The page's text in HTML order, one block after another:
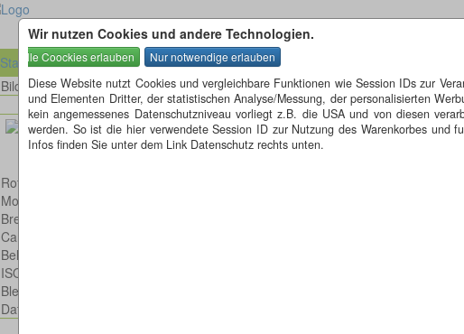
Wir nutzen Cookies und andere Technologien.
Diese Website nutzt Cookies und vergleichbare Funktionen wie Session IDs zur
und Elementen Dritter, der statistischen Analyse/Messung, der personalisierten
kein angemessenes Datenschutzniveau vorliegt z.B. die USA und von diesen
werden. So ist die hier verwendete Session ID zur Nutzung des Warenkorbes und
Infos finden Sie unter dem Link Datenschutz rechts unten.
Startseite
Bild 16 von 20Bilder
Rotkehlchen
Model: Canon EOS 600D
Brennweite: 300mm
Canon EF 300mm 1:4,0 L IS USM
Belichtungsdauer : 1/500
ISO: 1250
Blende: f/4.0
Datum: 2013:12:01 13:29:33